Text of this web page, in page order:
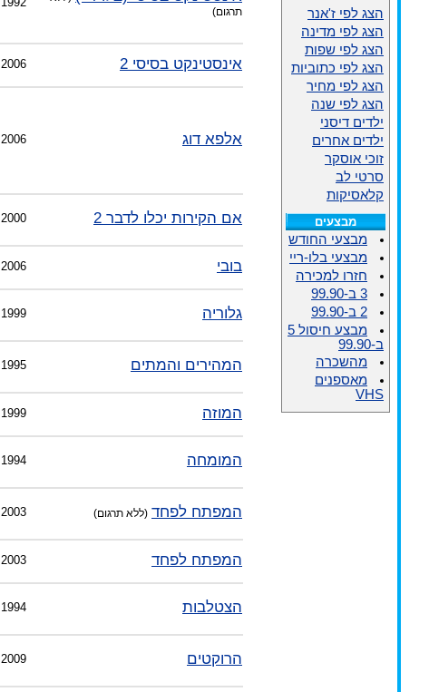
צוות דיוידי מאסטר ישיר.
תרגום)
אינסטינקט בסיסי 2 2006
אלפא דוג 2006
אם הקירות יכלו לדבר 2 2000
בובי 2006
גלוריה 1999
המהירים והמתים 1995
המוזה 1999
המומחה 1994
המפתח לפחד (ללא תרגום) 2003
המפתח לפחד 2003
הצטלבות 1994
הרוקטים 2009
הצג לפי ז'אנר
הצג לפי מדינה
הצג לפי שפות
הצג לפי כתוביות
הצג לפי מחיר
הצג לפי שנה
ילדים דיסני
ילדים אחרים
זוכי אוסקר
סרטי לב
קלאסיקות
מבצעים
מבצעי החודש
מבצעי בלו-ריי
חזרו למכירה
3 ב-99.90
2 ב-99.90
מבצע חיסול 5
ב-99.90
מהשכרה
מאספנים
VHS